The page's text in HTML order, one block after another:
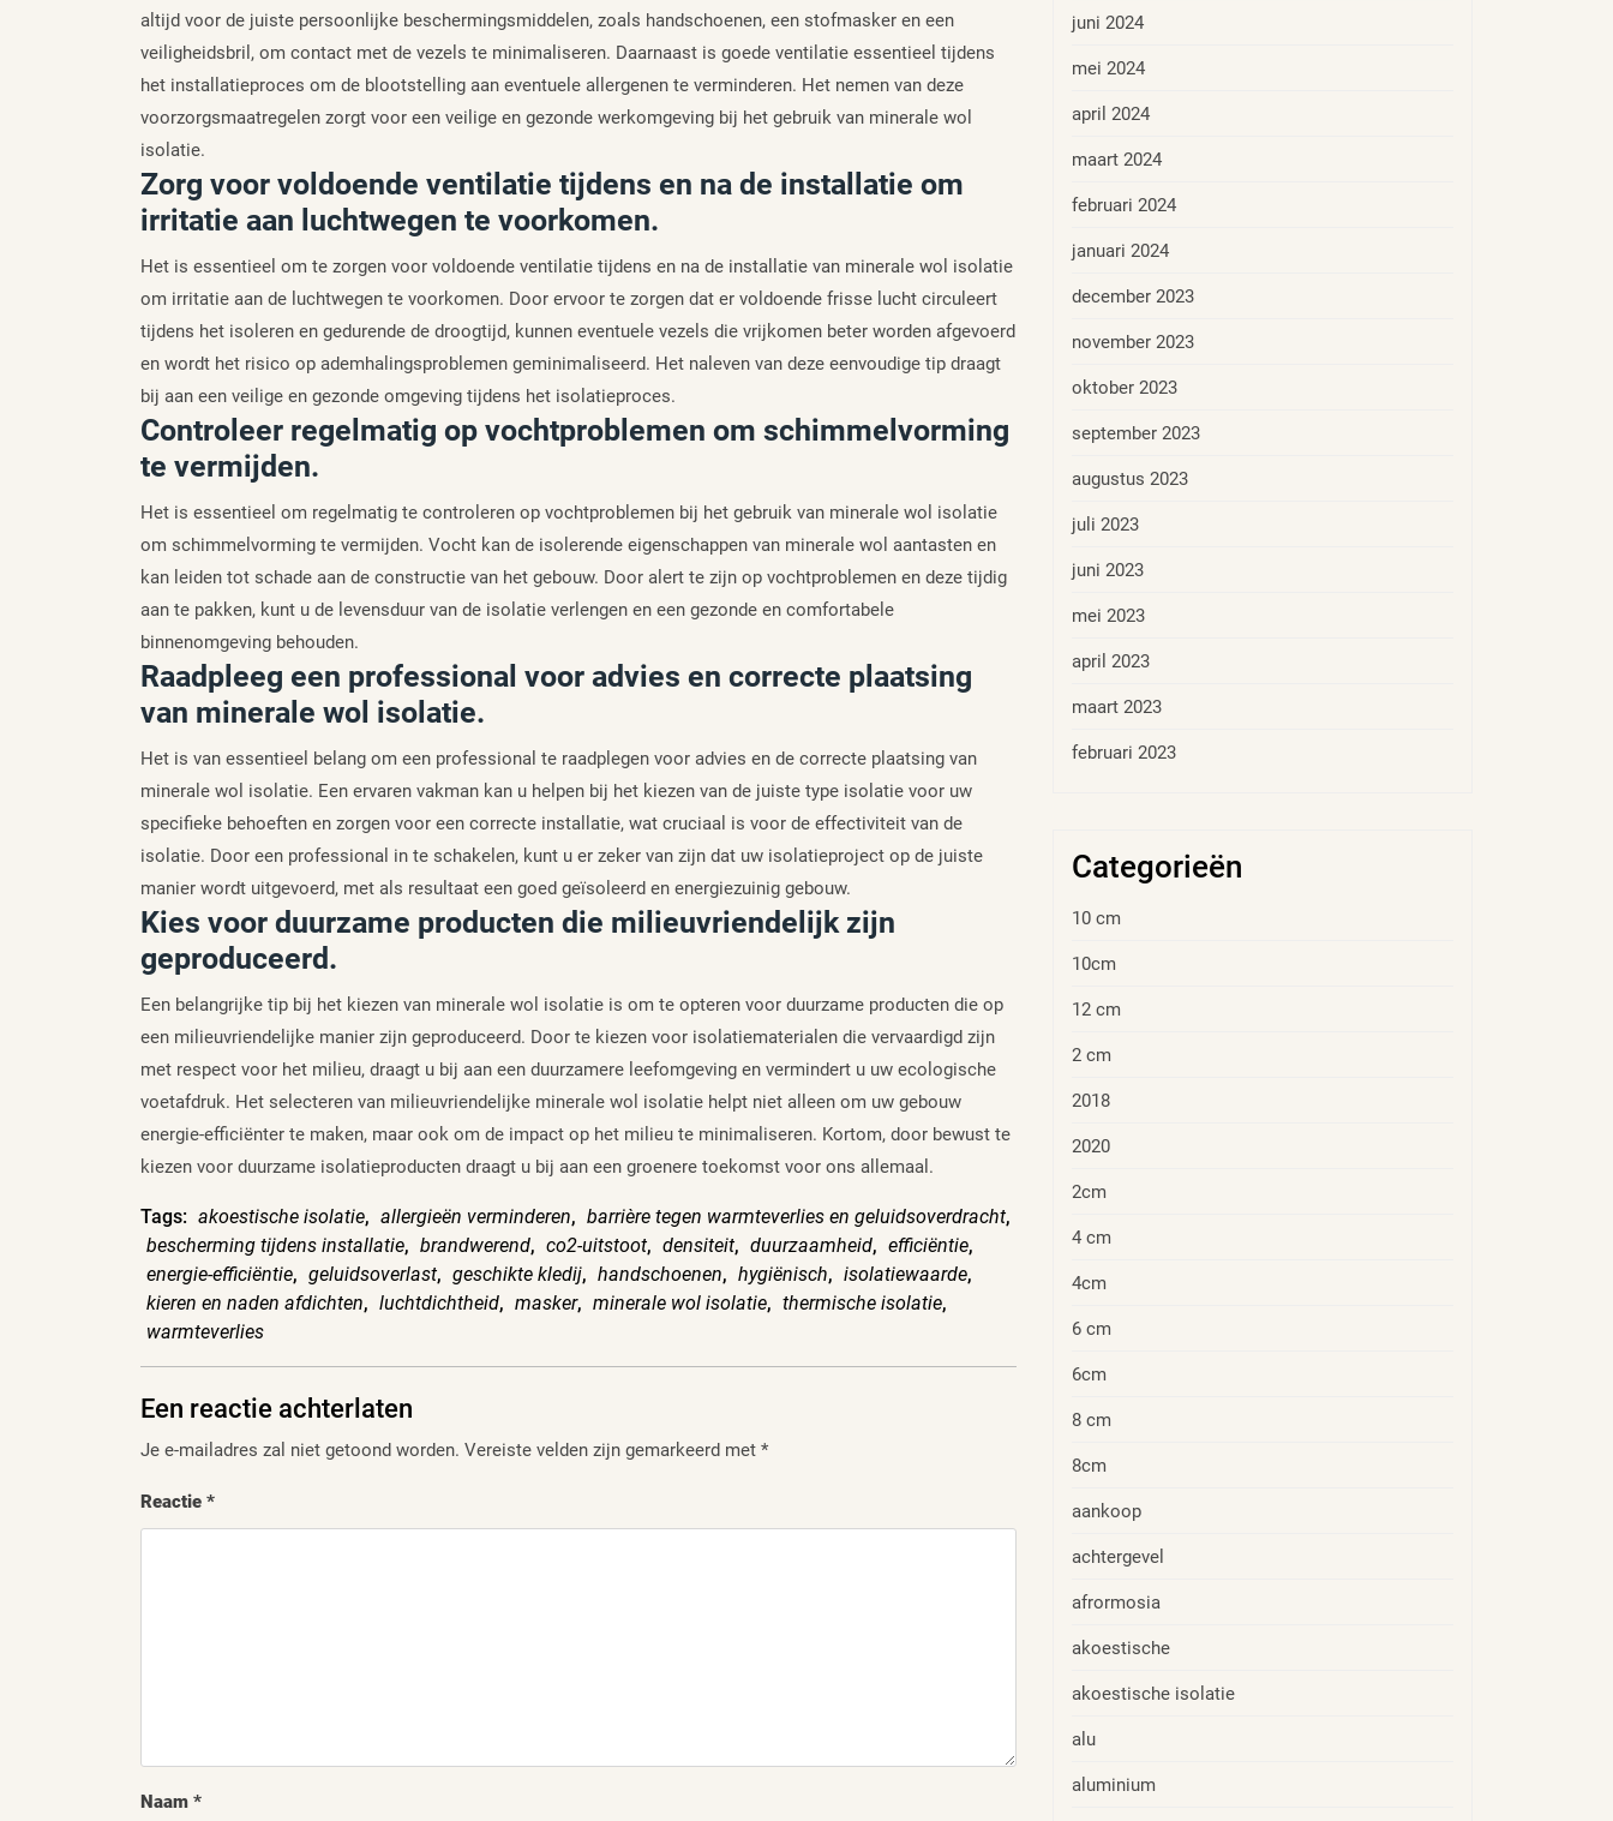
altijd voor de juiste persoonlijke beschermingsmiddelen, zoals handschoenen, een stofmasker en een
veiligheidsbril, om contact met de vezels te minimaliseren. Daarnaast is goede ventilatie essentieel tijdens
het installatieproces om de blootstelling aan eventuele allergenen te verminderen. Het nemen van deze
voorzorgsmaatregelen zorgt voor een veilige en gezonde werkomgeving bij het gebruik van minerale wol
isolatie.
Zorg voor voldoende ventilatie tijdens en na de installatie om
irritatie aan luchtwegen te voorkomen.
Het is essentieel om te zorgen voor voldoende ventilatie tijdens en na de installatie van minerale wol isolatie
om irritatie aan de luchtwegen te voorkomen. Door ervoor te zorgen dat er voldoende frisse lucht circuleert
tijdens het isoleren en gedurende de droogtijd, kunnen eventuele vezels die vrijkomen beter worden afgevoerd
en wordt het risico op ademhalingsproblemen geminimaliseerd. Het naleven van deze eenvoudige tip draagt
bij aan een veilige en gezonde omgeving tijdens het isolatieproces.
Controleer regelmatig op vochtproblemen om schimmelvorming
te vermijden.
Het is essentieel om regelmatig te controleren op vochtproblemen bij het gebruik van minerale wol isolatie
om schimmelvorming te vermijden. Vocht kan de isolerende eigenschappen van minerale wol aantasten en
kan leiden tot schade aan de constructie van het gebouw. Door alert te zijn op vochtproblemen en deze tijdig
aan te pakken, kunt u de levensduur van de isolatie verlengen en een gezonde en comfortabele
binnenomgeving behouden.
Raadpleeg een professional voor advies en correcte plaatsing
van minerale wol isolatie.
Het is van essentieel belang om een professional te raadplegen voor advies en de correcte plaatsing van
minerale wol isolatie. Een ervaren vakman kan u helpen bij het kiezen van de juiste type isolatie voor uw
specifieke behoeften en zorgen voor een correcte installatie, wat cruciaal is voor de effectiviteit van de
isolatie. Door een professional in te schakelen, kunt u er zeker van zijn dat uw isolatieproject op de juiste
manier wordt uitgevoerd, met als resultaat een goed geïsoleerd en energiezuinig gebouw.
Kies voor duurzame producten die milieuvriendelijk zijn
geproduceerd.
Een belangrijke tip bij het kiezen van minerale wol isolatie is om te opteren voor duurzame producten die op
een milieuvriendelijke manier zijn geproduceerd. Door te kiezen voor isolatiematerialen die vervaardigd zijn
met respect voor het milieu, draagt u bij aan een duurzamere leefomgeving en vermindert u uw ecologische
voetafdruk. Het selecteren van milieuvriendelijke minerale wol isolatie helpt niet alleen om uw gebouw
energie-efficiënter te maken, maar ook om de impact op het milieu te minimaliseren. Kortom, door bewust te
kiezen voor duurzame isolatieproducten draagt u bij aan een groenere toekomst voor ons allemaal.
Tags: akoestische isolatie, allergieën verminderen, barrière tegen warmteverlies en geluidsoverdracht,
bescherming tijdens installatie, brandwerend, co2-uitstoot, densiteit, duurzaamheid, efficiëntie,
energie-efficiëntie, geluidsoverlast, geschikte kledij, handschoenen, hygiënisch, isolatiewaarde,
kieren en naden afdichten, luchtdichtheid, masker, minerale wol isolatie, thermische isolatie,
warmteverlies
Een reactie achterlaten
Je e-mailadres zal niet getoond worden. Vereiste velden zijn gemarkeerd met *
Reactie *
Naam *
juni 2024
mei 2024
april 2024
maart 2024
februari 2024
januari 2024
december 2023
november 2023
oktober 2023
september 2023
augustus 2023
juli 2023
juni 2023
mei 2023
april 2023
maart 2023
februari 2023
Categorieën
10 cm
10cm
12 cm
2 cm
2018
2020
2cm
4 cm
4cm
6 cm
6cm
8 cm
8cm
aankoop
achtergevel
afrormosia
akoestische
akoestische isolatie
alu
aluminium